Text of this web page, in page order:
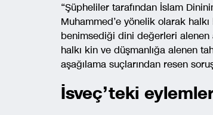
“Şüpheliler tarafından İslam
Muhammed’e yönelik olarak
benimsediği dini değerleri alenen
halkı kin ve düşmanlığa alenen
aşağılama suçlarından resen
İsveç’teki